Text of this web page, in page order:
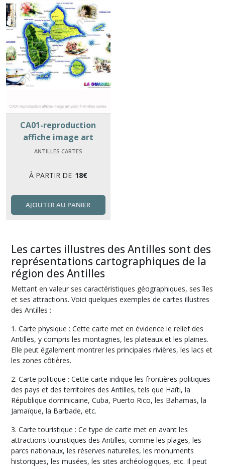
CA01-reproduction
affiche image art
ydan.fr-Antilles cartes
ANTILLES CARTES
À PARTIR DE 18€
AJOUTER AU PANIER
Les cartes illustres des Antilles sont des
représentations cartographiques de la
région des Antilles
Mettant en valeur ses caractéristiques géographiques, ses îles
et ses attractions. Voici quelques exemples de cartes illustres
des Antilles :
1. Carte physique : Cette carte met en évidence le relief des
Antilles, y compris les montagnes, les plateaux et les plaines.
Elle peut également montrer les principales rivières, les lacs et
les zones côtières.
2. Carte politique : Cette carte indique les frontières politiques
des pays et des territoires des Antilles, tels que Haïti, la
République dominicaine, Cuba, Puerto Rico, les Bahamas, la
Jamaïque, la Barbade, etc.
3. Carte touristique : Ce type de carte met en avant les
attractions touristiques des Antilles, comme les plages, les
parcs nationaux, les réserves naturelles, les monuments
historiques, les musées, les sites archéologiques, etc. Il peut